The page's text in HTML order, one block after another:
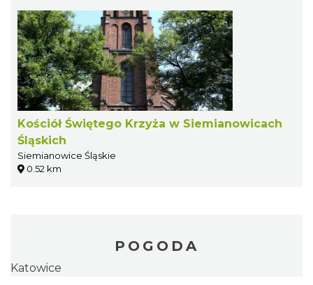
Kościół Świętego Krzyża w Siemianowicach
Śląskich
Siemianowice Śląskie
0.52 km
POGODA
Katowice